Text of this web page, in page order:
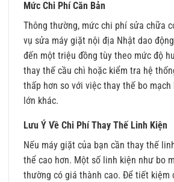
Mức Chi Phí Căn Bản
Thông thường, mức chi phí sửa chữa
vụ sửa máy giặt nội địa Nhật dao
đến một triệu đồng tùy theo mức độ
thay thế cầu chì hoặc kiểm tra hệ
thấp hơn so với việc thay thế bo mạch
lớn khác.
Lưu Ý Về Chi Phí Thay Thế Linh Kiện
Nếu máy giặt của bạn cần thay thế
thể cao hơn. Một số linh kiện như bo
thường có giá thành cao. Để tiết kiệm